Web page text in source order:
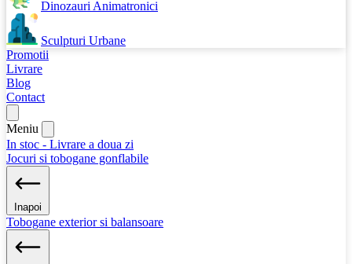
Dinozauri Animatronici
Sculpturi Urbane
Promotii
Livrare
Blog
Contact
Meniu
In stoc - Livrare a doua zi
Jocuri si tobogane gonflabile
Inapoi
Tobogane exterior si balansoare